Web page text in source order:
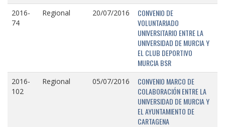
2016-
74
Regional 20/07/2016
CONVENIO DE
VOLUNTARIADO
UNIVERSITARIO ENTRE LA
UNIVERSIDAD DE MURCIA Y
EL CLUB DEPORTIVO
MURCIA BSR
2016-
102
Regional 05/07/2016
CONVENIO MARCO DE
COLABORACIÓN ENTRE LA
UNIVERSIDAD DE MURCIA Y
EL AYUNTAMIENTO DE
CARTAGENA